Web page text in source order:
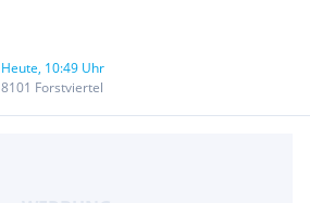
Heute, 10:49 Uhr
8101 Forstviertel